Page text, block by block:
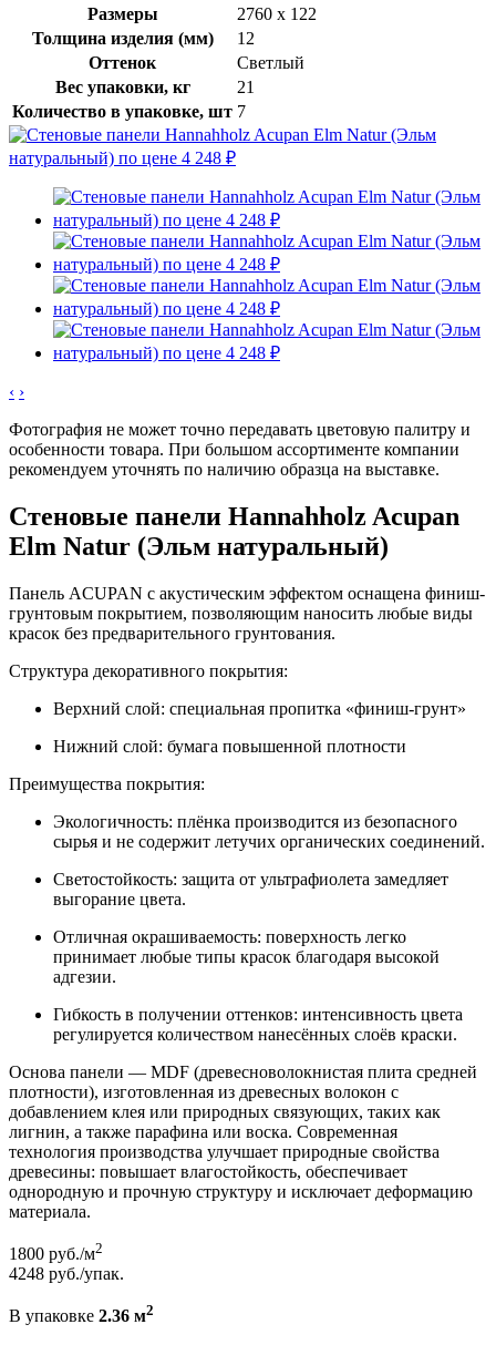
Размеры
2760 х 122
Толщина изделия (мм)
12
Оттенок
Светлый
Вес упаковки, кг
21
Количество в упаковке, шт 7
‹ ›
Фотография не может точно передавать цветовую палитру и
особенности товара. При большом ассортименте компании
рекомендуем уточнять по наличию образца на выставке.
Стеновые панели Hannahholz Acupan
Elm Natur (Эльм натуральный)
Панель ACUPAN с акустическим эффектом оснащена финиш-
грунтовым покрытием, позволяющим наносить любые виды
красок без предварительного грунтования.
Структура декоративного покрытия:
Верхний слой: специальная пропитка «финиш-грунт»
Нижний слой: бумага повышенной плотности
Преимущества покрытия:
Экологичность: плёнка производится из безопасного
сырья и не содержит летучих органических соединений.
Светостойкость: защита от ультрафиолета замедляет
выгорание цвета.
Отличная окрашиваемость: поверхность легко
принимает любые типы красок благодаря высокой
адгезии.
Гибкость в получении оттенков: интенсивность цвета
регулируется количеством нанесённых слоёв краски.
Основа панели — MDF (древесноволокнистая плита средней
плотности), изготовленная из древесных волокон с
добавлением клея или природных связующих, таких как
лигнин, а также парафина или воска. Современная
технология производства улучшает природные свойства
древесины: повышает влагостойкость, обеспечивает
однородную и прочную структуру и исключает деформацию
материала.
1800 руб./м2
4248 руб./упак.
В упаковке 2.36 м2